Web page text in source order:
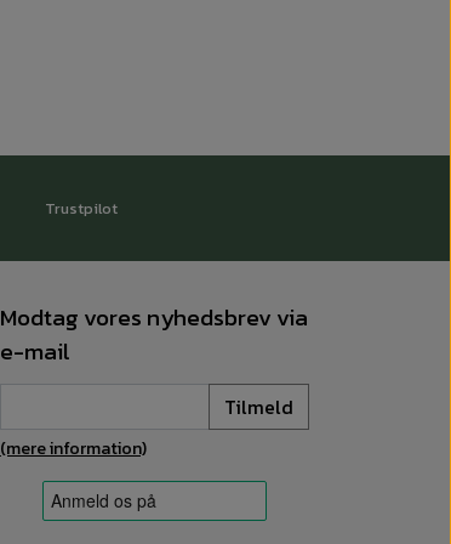
Trustpilot
Modtag vores nyhedsbrev via
e-mail
Tilmeld
(mere information)